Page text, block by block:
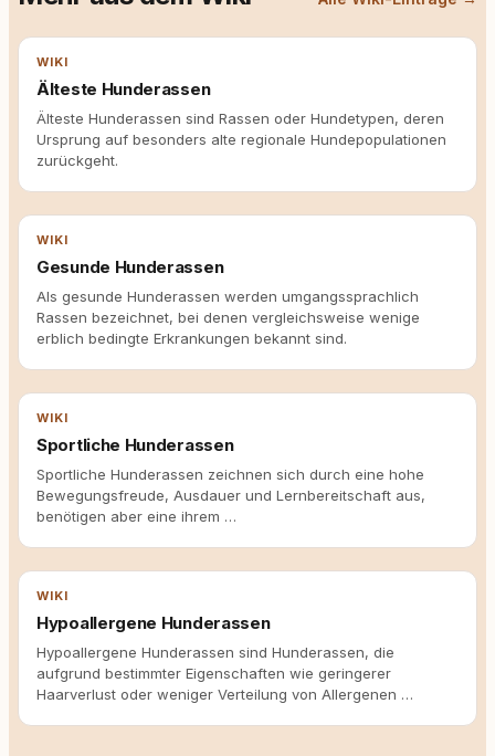
WIKI
Älteste Hunderassen
Älteste Hunderassen sind Rassen oder Hundetypen, deren
Ursprung auf besonders alte regionale Hundepopulationen
zurückgeht.
WIKI
Gesunde Hunderassen
Als gesunde Hunderassen werden umgangssprachlich
Rassen bezeichnet, bei denen vergleichsweise wenige
erblich bedingte Erkrankungen bekannt sind.
WIKI
Sportliche Hunderassen
Sportliche Hunderassen zeichnen sich durch eine hohe
Bewegungsfreude, Ausdauer und Lernbereitschaft aus,
benötigen aber eine ihrem …
WIKI
Hypoallergene Hunderassen
Hypoallergene Hunderassen sind Hunderassen, die
aufgrund bestimmter Eigenschaften wie geringerer
Haarverlust oder weniger Verteilung von Allergenen …